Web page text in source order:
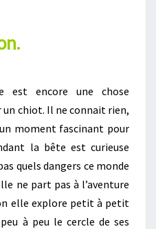
est encore une chose
chiot. Il ne connait rien,
moment fascinant pour
la bête est curieuse
quels dangers ce monde
ne part pas à l’aventure
elle explore petit à petit
à peu le cercle de ses